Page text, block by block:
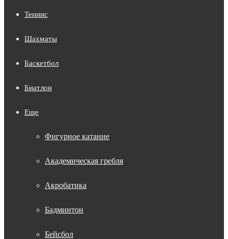
Теннис
Шахматы
Баскетбол
Биатлон
Еще
Фигурное катание
Академическая гребля
Акробатика
Бадминтон
Бейсбол